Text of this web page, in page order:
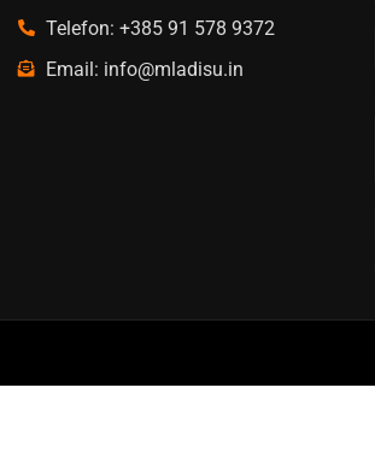
Telefon: +385 91 578 9372
Email: info@mladisu.in